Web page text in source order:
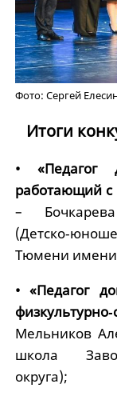
Фото: Сергей
Итоги
• «Педагог
работающий с
–
Тюмени имени
• «Педагог
Мельников
школа
округа);